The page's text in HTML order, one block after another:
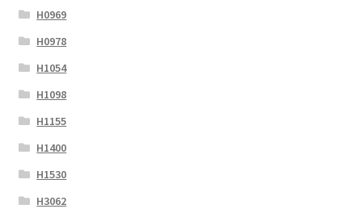
H0969
H0978
H1054
H1098
H1155
H1400
H1530
H3062